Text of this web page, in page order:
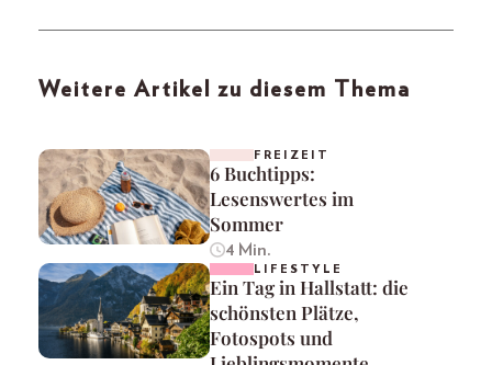
Weitere Artikel zu diesem Thema
FREIZEIT
6 Buchtipps:
Lesenswertes im
Sommer
4 Min.
LIFESTYLE
Ein Tag in Hallstatt: die
schönsten Plätze,
Fotospots und